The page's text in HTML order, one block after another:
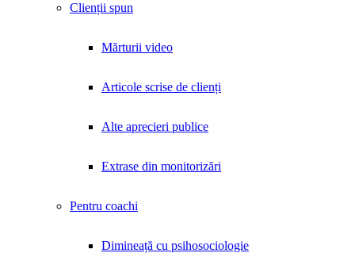
Clienții spun
Mărturii video
Articole scrise de clienți
Alte aprecieri publice
Extrase din monitorizări
Pentru coachi
Dimineață cu psihosociologie